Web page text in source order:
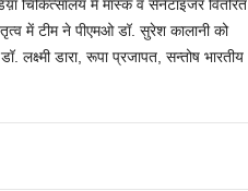
चिकित्सालय में मास्क व सेनेटाइजर वितरित
में टीम ने पीएमओ डॉ. सुरेश कालानी को
डारा, रूपा प्रजापत, सन्तोष भारतीय